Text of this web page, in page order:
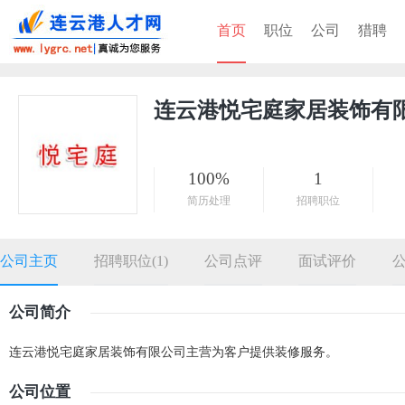
首页 职位 公司 猎聘
连云港悦宅庭家居装饰有
100%
简历处理
1
招聘职位
公司主页 招聘职位(1) 公司点评 面试评价
公司简介
连云港悦宅庭家居装饰有限公司主营为客户提供装修服务。
公司位置